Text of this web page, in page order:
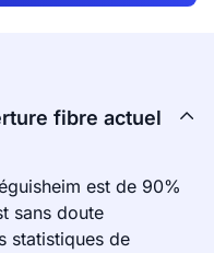
fibre actuel
est de 90%
sans doute
statistiques de